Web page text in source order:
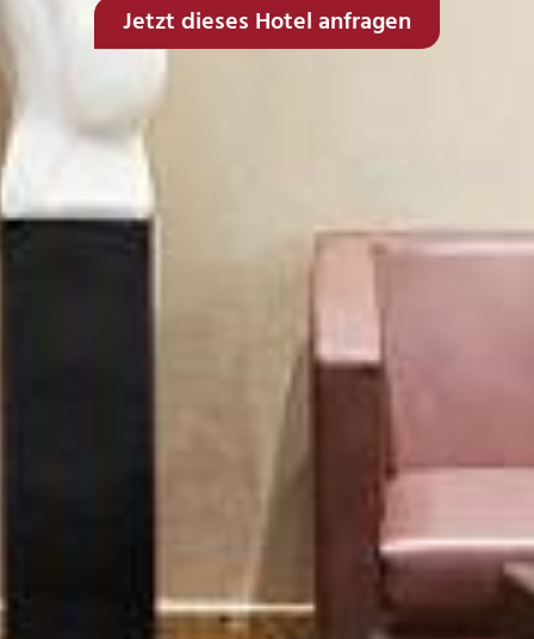
Jetzt dieses Hotel anfragen